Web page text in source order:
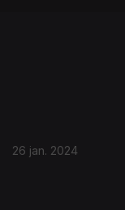
26 jan. 2024